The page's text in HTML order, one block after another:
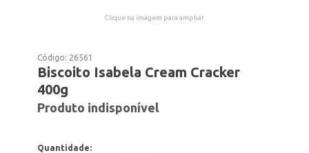
Clique na imagem para ampliar.
Código: 26561
Biscoito Isabela Cream Cracker
400g
Produto indisponível
Quantidade: